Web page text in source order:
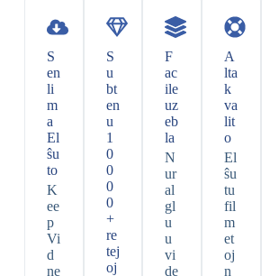
S
en
li
m
a
El
ŝu
to
K
ee
p
Vi
d
ne
S
u
bt
en
u
1
0
0
0
0
+
re
tej
oj
F
ac
ile
uz
eb
la
N
ur
al
gl
u
u
vi
de
A
lta
k
va
lit
o
El
ŝu
tu
fil
m
et
oj
n